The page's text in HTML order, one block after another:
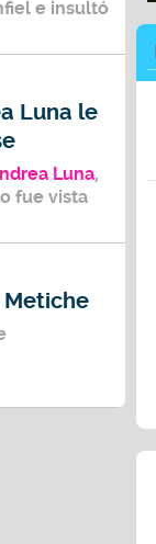
e insultó
Luna le
Luna,
fue vista